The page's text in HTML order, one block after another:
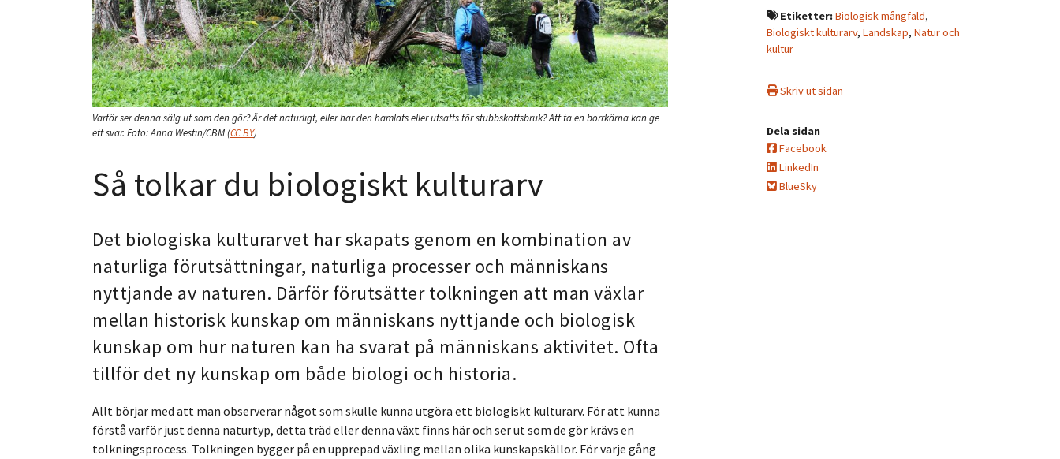
Varför ser denna sälg ut som den gör? Är det naturligt, eller har den hamlats eller utsatts för stubbskottsbruk? Att ta en borrkärna kan ge
ett svar. Foto:Anna Westin/CBM(CC BY)
Så tolkar du biologiskt kulturarv
Det biologiska kulturarvet har skapats genom en kombination av
naturliga förutsättningar, naturliga processer och människans
nyttjande av naturen. Därför förutsätter tolkningen att man växlar
mellan historisk kunskap om människans nyttjande och biologisk
kunskap om hur naturen kan ha svarat på människans aktivitet. Ofta
tillför det ny kunskap om både biologi och historia.
Allt börjar med att man observerar något som skulle kunna utgöra ett biologiskt kulturarv. För att kunna
förstå varför just denna naturtyp, detta träd eller denna växt finns här och ser ut som de gör krävs en
tolkningsprocess. Tolkningen bygger på en upprepad växling mellan olika kunskapskällor. För varje gång
Etiketter:Biologisk mångfald,
Biologiskt kulturarv, Landskap, Natur och
kultur
Skriv ut sidan
Dela sidan
Facebook
LinkedIn
BlueSky